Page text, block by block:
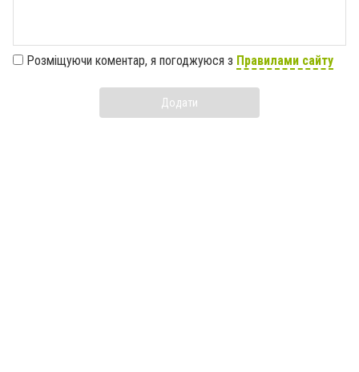
Розміщуючи коментар, я погоджуюся з Правилами сайту
Додати